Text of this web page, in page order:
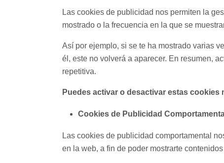
Las cookies de publicidad nos permiten la
mostrado o la frecuencia en la que se
Así por ejemplo, si se te ha mostrado varias
él, este no volverá a aparecer. En resumen,
repetitiva.
Puedes activar o desactivar estas
Cookies de Publicidad
Las cookies de publicidad comportamental
en la web, a fin de poder mostrarte